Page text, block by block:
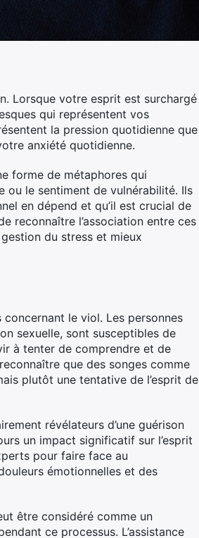
Lorsque votre esprit est surchargé
qui représentent vos
la pression quotidienne que
anxiété quotidienne.
forme de métaphores qui
ou le sentiment de vulnérabilité. Ils
en dépend et qu’il est crucial de
reconnaître l’association entre ces
du stress et mieux
le viol. Les personnes
sexuelle, sont susceptibles de
à tenter de comprendre et de
que des songes comme
plutôt une tentative de l’esprit de
révélateurs d’une guérison
un impact significatif sur l’esprit
pour faire face au
émotionnelles et des
être considéré comme un
ce processus. L’assistance